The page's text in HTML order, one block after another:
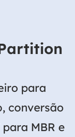
para
conversão
para MBR e